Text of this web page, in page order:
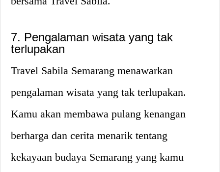
7. Pengalaman wisata yang tak
terlupakan
Travel Sabila Semarang menawarkan
pengalaman wisata yang tak terlupakan.
Kamu akan membawa pulang kenangan
berharga dan cerita menarik tentang
kekayaan budaya Semarang yang kamu